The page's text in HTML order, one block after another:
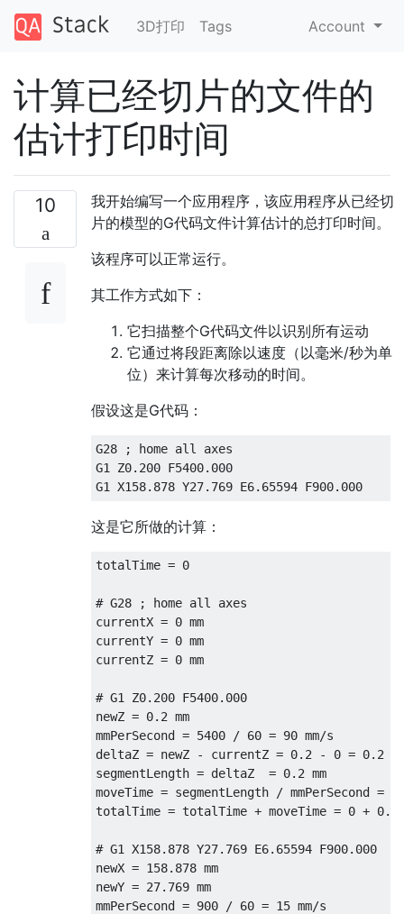
3D打印 Tags Account
计算已经切片的文件的
估计打印时间
10
我开始编写一个应用程序，该应用程序从已经切
片的模型的G代码文件计算估计的总打印时间。
该程序可以正常运行。
其工作方式如下：
它扫描整个G代码文件以识别所有运动
它通过将段距离除以速度（以毫米/秒为单
位）来计算每次移动的时间。
假设这是G代码：
G28 ; home all axes
G1 Z0.200 F5400.000
这是它所做的计算：
totalTime = 0
# G28 ; home all axes
currentX = 0 mm
currentY = 0 mm
currentZ = 0 mm
# G1 Z0.200 F5400.000
newZ = 0.2 mm
mmPerSecond = 5400 / 60 = 90 mm/s
deltaZ = newZ - currentZ = 0.2 - 0 = 0.2
segmentLength = deltaZ  = 0.2 mm
moveTime = segmentLength / mmPerSecond
totalTime = totalTime + moveTime = 0 +
# G1 X158.878 Y27.769 E6.65594 F900.000
newX = 158.878 mm
newY = 27.769 mm
mmPerSecond = 900 / 60 = 15 mm/s